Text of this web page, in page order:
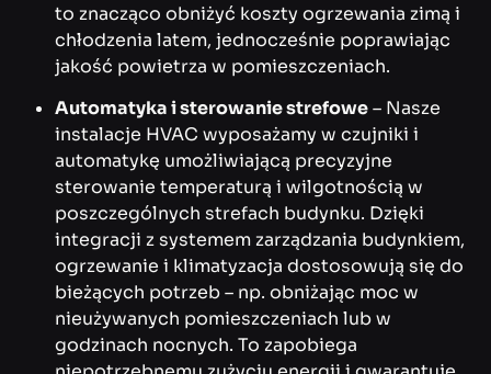
to znacząco obniżyć koszty ogrzewania zimą i
chłodzenia latem, jednocześnie poprawiając
jakość powietrza w pomieszczeniach.
Automatyka i sterowanie strefowe– Nasze
instalacje HVAC wyposażamy w czujniki i
automatykę umożliwiającą precyzyjne
sterowanie temperaturą i wilgotnością w
poszczególnych strefach budynku. Dzięki
integracji z systemem zarządzania budynkiem,
ogrzewanie i klimatyzacja dostosowują się do
bieżących potrzeb – np. obniżając moc w
nieużywanych pomieszczeniach lub w
godzinach nocnych. To zapobiega